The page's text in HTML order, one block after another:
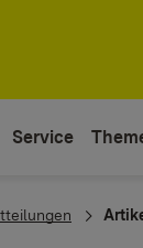
Service